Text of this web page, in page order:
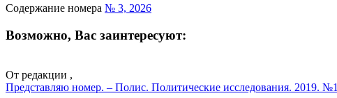
Содержание номера № 3, 2026
Возможно, Вас заинтересуют:
От редакции ,
Представляю номер. – Полис. Политические исследования. 2019. №1